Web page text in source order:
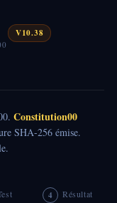
V10.38
Constitution00
SHA-256 émise.
4 Résultat